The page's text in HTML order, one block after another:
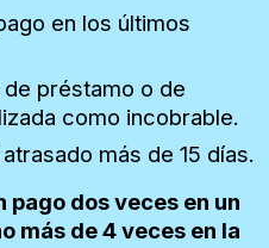
en los últimos
de préstamo o de
como incobrable.
más de 15 días.
pago dos veces en un
más de 4 veces en la